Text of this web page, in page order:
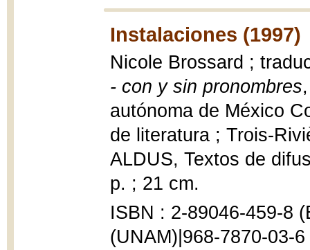
Instalaciones (1997)
Nicole Brossard ;
- con y sin pronombres
autónoma de México
de literatura ; Trois-
ALDUS, Textos de
p. ; 21 cm.
ISBN : 2-89046-459-8
(UNAM)|968-7870-03-